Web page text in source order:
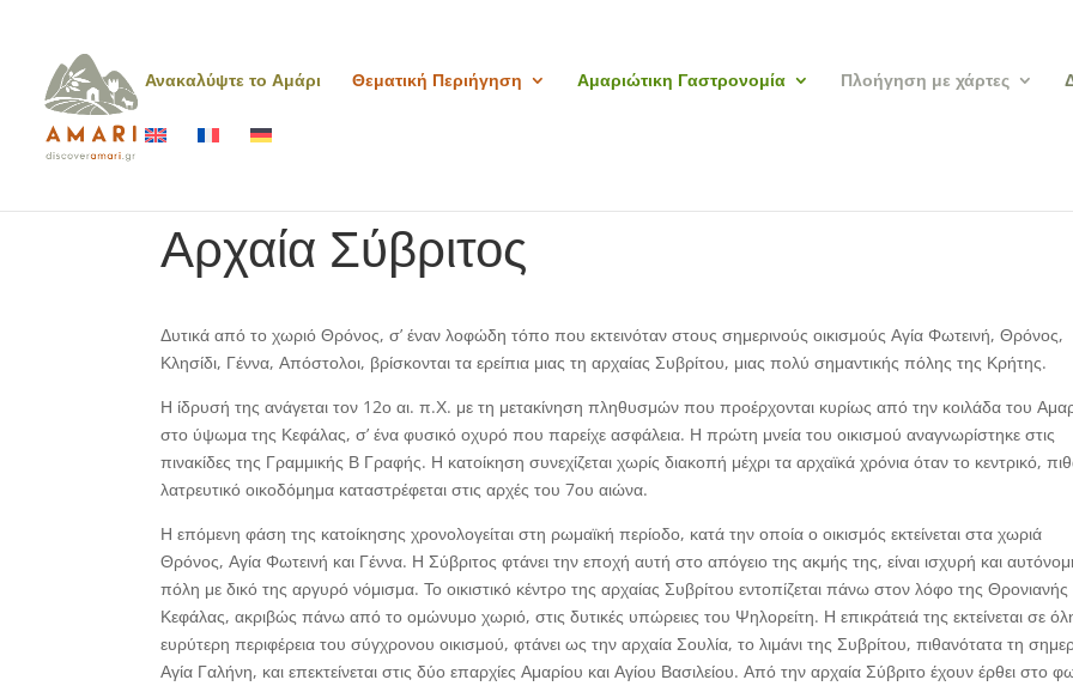
Ανακαλύψτε το Αμάρι Θεματική Περιήγηση Αμαριώτικη Γαστρονομία Πλοήγηση με χάρτες
Αρχαία Σύβριτος
Δυτικά από το χωριό Θρόνος, σ’ έναν λοφώδη τόπο που εκτεινόταν στους σημερινούς οικισμούς Αγία Φωτεινή, Θρόνος,
Κλησίδι, Γέννα, Απόστολοι, βρίσκονται τα ερείπια μιας τη αρχαίας Συβρίτου, μιας πολύ σημαντικής πόλης της Κρήτης.
Η ίδρυσή της ανάγεται τον 12ο αι. π.Χ. με τη μετακίνηση πληθυσμών που προέρχονται κυρίως από την κοιλάδα του
στο ύψωμα της Κεφάλας, σ’ ένα φυσικό οχυρό που παρείχε ασφάλεια. Η πρώτη μνεία του οικισμού αναγνωρίστηκε στις
πινακίδες της Γραμμικής Β Γραφής. Η κατοίκηση συνεχίζεται χωρίς διακοπή μέχρι τα αρχαϊκά χρόνια όταν το κεντρικό,
λατρευτικό οικοδόμημα καταστρέφεται στις αρχές του 7ου αιώνα.
Η επόμενη φάση της κατοίκησης χρονολογείται στη ρωμαϊκή περίοδο, κατά την οποία ο οικισμός εκτείνεται στα χωριά
Θρόνος, Αγία Φωτεινή και Γέννα. Η Σύβριτος φτάνει την εποχή αυτή στο απόγειο της ακμής της, είναι ισχυρή και
πόλη με δικό της αργυρό νόμισμα. Το οικιστικό κέντρο της αρχαίας Συβρίτου εντοπίζεται πάνω στον λόφο της Θρονιανής
Κεφάλας, ακριβώς πάνω από το ομώνυμο χωριό, στις δυτικές υπώρειες του Ψηλορείτη. Η επικράτειά της εκτείνεται σε
ευρύτερη περιφέρεια του σύγχρονου οικισμού, φτάνει ως την αρχαία Σουλία, το λιμάνι της Συβρίτου, πιθανότατα τη
Αγία Γαλήνη, και επεκτείνεται στις δύο επαρχίες Αμαρίου και Αγίου Βασιλείου. Από την αρχαία Σύβριτο έχουν έρθει στο